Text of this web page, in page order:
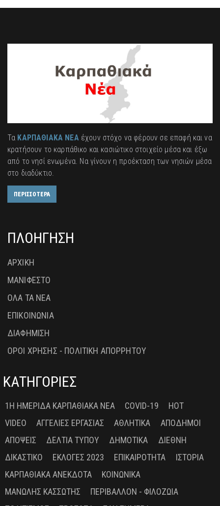
Τα ΚΑΡΠΑΘΙΑΚΑ ΝΕΑέχουν στόχο να φέρουν σε επαφή και να
κρατήσουν το καρπάθικο και κασιώτικο στοιχείο μέσα και έξω
από το νησί ενωμένα. Να γίνουν η προέκταση των νησιών μέσα
στο διαδύκτιο.
ΠΕΡΙΣΣΟΤΕΡΑ
ΠΛΟΗΓΗΣΗ
ΑΡΧΙΚΗ
ΜΑΝΙΦΕΣΤΟ
ΟΛΑ ΤΑ ΝΕΑ
ΕΠΙΚΟΙΝΩΝΙΑ
ΔΙΑΦΗΜΙΣΗ
ΟΡΟΙ ΧΡΗΣΗΣ - ΠΟΛΙΤΙΚΗ ΑΠΟΡΡΗΤΟΥ
ΚΑΤΗΓΟΡΙΕΣ
1Η ΗΜΕΡΊΔΑ ΚΑΡΠΑΘΙΑΚΆ ΝΈΑ COVID-19
HOT
VIDEO
ΑΓΓΕΛΊΕΣ ΕΡΓΑΣΊΑΣ ΑΘΛΗΤΙΚΆ
ΑΠΌΔΗΜΟΙ
ΑΠΌΨΕΙΣ
ΔΕΛΤΊΑ ΤΎΠΟΥ ΔΗΜΟΤΙΚΆ
ΔΙΕΘΝΉ
ΔΙΚΑΣΤΙΚΌ
ΕΚΛΟΓΈΣ 2023 ΕΠΙΚΑΙΡΌΤΗΤΑ
ΙΣΤΟΡΊΑ
ΚΑΡΠΑΘΙΑΚΆ ΑΝΈΚΔΟΤΑ
ΚΟΙΝΩΝΙΚΆ
ΜΑΝΏΛΗΣ ΚΑΣΣΏΤΗΣ
ΠΕΡΙΒΆΛΛΟΝ - ΦΙΛΟΖΩΊΑ